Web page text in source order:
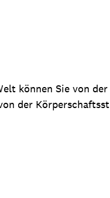
können Sie von
der